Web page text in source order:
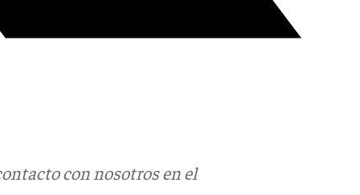
con nosotros en el